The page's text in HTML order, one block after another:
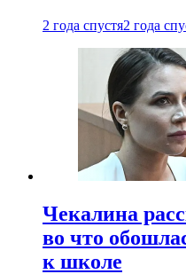
2 года спустя2 года
Чекалина
во что
к школе